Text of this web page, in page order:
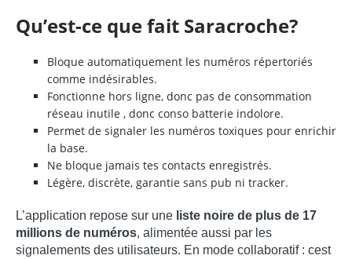
Qu’est-ce que fait Saracroche?
Bloque automatiquement les numéros répertoriés
comme indésirables.
Fonctionne hors ligne, donc pas de consommation
réseau inutile , donc conso batterie indolore.
Permet de signaler les numéros toxiques pour enrichir
la base.
Ne bloque jamais tes contacts enregistrés.
Légère, discrète, garantie sans pub ni tracker.
L’application repose sur une liste noire de plus de 17
millions de numéros, alimentée aussi par les
signalements des utilisateurs. En mode collaboratif : cest